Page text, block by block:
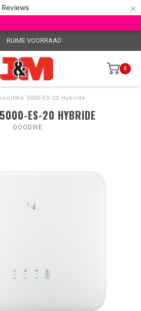
Reviews ×
RUIME VOORRAAD
0
5000-ES-20 Hybride
5000-ES-20 HYBRIDE
GOODWE